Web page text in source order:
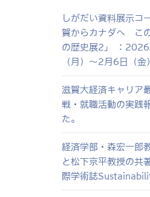
しがだい資料展示コ
賀からカナダへ こ
の歴史展2」 ：
（月）～2月6日（金
滋賀大経済キャリア
戦・就職活動の実践
た。
経済学部・森宏一郎
と松下京平教授の共
際学術誌